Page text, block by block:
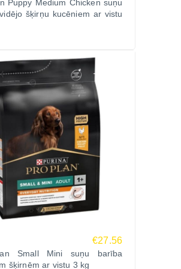
Pro Plan zinātnisko pieredzi un
par mājdzīvnieku veselību.
– pasaulē atzīts zīmols ar vairāk
pieredzi augstas kvalitātes
izstrādē.
DOG Medium Sensitive Skin
un nodrošiniet savam sunim
spīdīgu apmatojumu ar ātru piegādi
Puppy Medium Chicken suņu
šķirņu kucēniem ar vistu
€27.56
Small Mini suņu barība
šķirnēm ar vistu 3 kg